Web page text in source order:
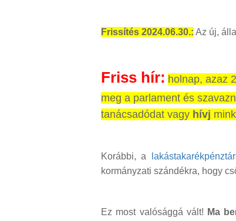
Frissítés 2024.06.30.: Az új,
Friss hír: holnap, azaz
meg a parlament és
tanácsadódat vagy hívj
Korábbi, a
kormányzati szándékra, hogy
Ez most valósággá vált! Ma